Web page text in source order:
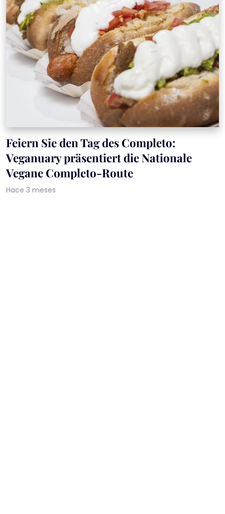
Feiern Sie den Tag des Completo:
Veganuary präsentiert die Nationale
Vegane Completo-Route
Hace 3 meses